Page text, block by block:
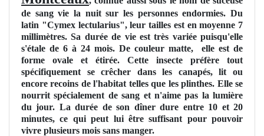
de sang vie la nuit sur les personnes endormies. Du
latin "Cymex lectularius", leur tailles est en moyenne 7
millimètres. Sa durée de vie est très variée puisqu'elle
s'étale de 6 à 24 mois. De couleur matte, elle est de
forme ovale et étirée. Cette insecte préfère tout
spécifiquement se crêcher dans les canapés, lit ou
encore recoins de l'habitat telles que les plinthes. Elle se
nourrit spécialement de sang et n'aime pas la lumière
du jour. La durée de son dîner dure entre 10 et 20
minutes, ce qui peut lui être suffisant pour pouvoir
vivre plusieurs mois sans manger.